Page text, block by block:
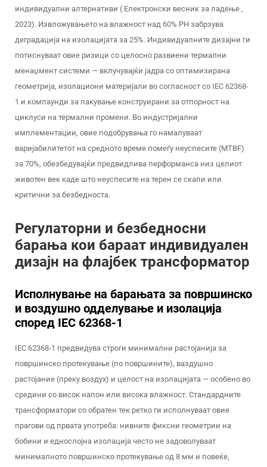
индивидуални алтернативи ( Електронски весник за ладење ,
2023). Извложувањето на влажност над 60% РН забрзува
деградација на изолацијата за 25%. Индивидуалните дизајни ги
потиснуваат овие ризици со целосно развиени термални
менаџмент системи — вклучувајќи јадра со оптимизирана
геометрија, изолациони материјали во согласност со IEC 62368-
1 и компаунди за пакување конструирани за отпорност на
циклуси на термални промени. Во индустријални
имплементации, овие подобрувања го намалуваат
варијабилитетот на средното време помеѓу неуспесите (MTBF)
за 70%, обезбедувајќи предвидлива перформанса низ целиот
животен век каде што неуспесите на терен се скапи или
критични за безбедноста.
Регулаторни и безбедносни
барања кои бараат индивидуален
дизајн на флајбек трансформатор
Исполнување на барањата за површинско
и воздушно одделување и изолација
според IEC 62368-1
IEC 62368-1 предвидува строги минимални растојанија за
површинско протекување (по површините), ваздушно
растојание (преку воздух) и целост на изолацијата — особено во
средини со висок напон или висока влажност. Стандардните
трансформатори со обратен тек ретко ги исполнуваат овие
прагови од првата употреба: нивните фиксни геометрии на
бобини и еднослојна изолација често не задоволуваат
минималното површинско протекување од 8 мм и повеќе,